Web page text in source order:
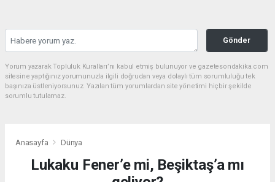
Gönder
Yorum yazarak Topluluk Kuralları’nı kabul etmiş bulunuyor ve gazetesondakika.com
sitesine yaptığınız yorumunuzla ilgili doğrudan veya dolaylı tüm sorumluluğu tek
başınıza üstleniyorsunuz. Yazılan tüm yorumlardan site yönetimi hiçbir şekilde
sorumlu tutulamaz.
Anasayfa Dünya
Lukaku Fener’e mi, Beşiktaş’a mı